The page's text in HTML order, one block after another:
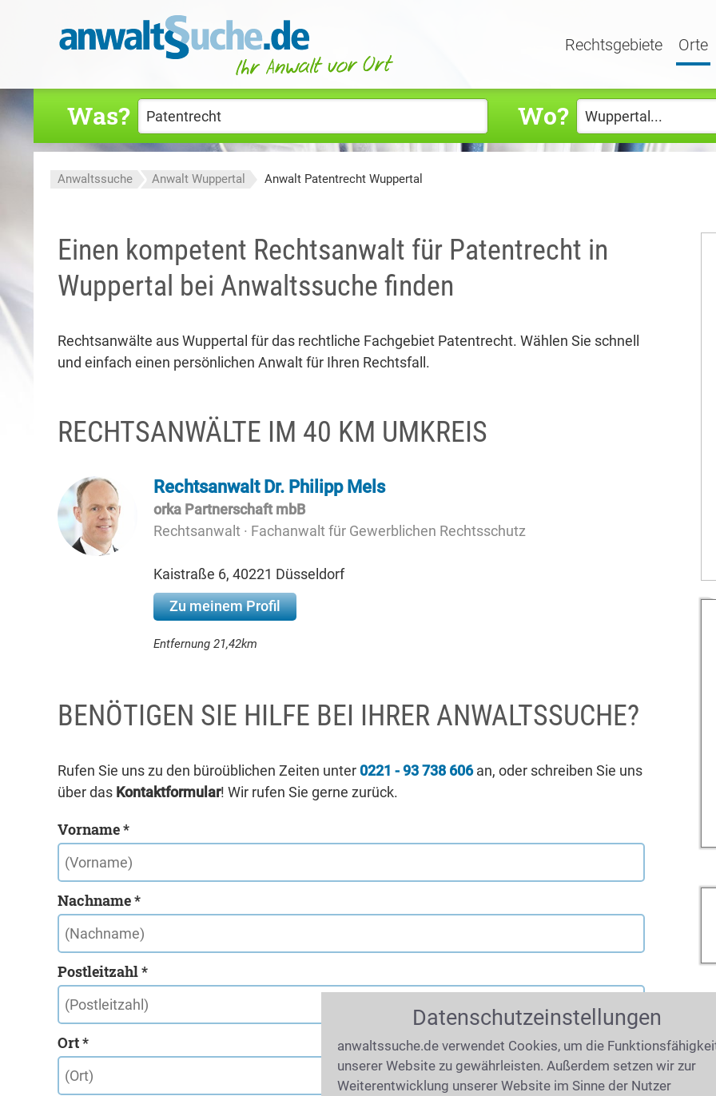
Rechtsgebiete Orte
Was? Wo?
Anwaltssuche Anwalt Wuppertal Anwalt Patentrecht Wuppertal
Einen kompetent Rechtsanwalt für Patentrecht in
Wuppertal bei Anwaltssuche finden
Rechtsanwälte aus Wuppertal für das rechtliche Fachgebiet Patentrecht. Wählen Sie schnell
und einfach einen persönlichen Anwalt für Ihren Rechtsfall.
RECHTSANWÄLTE IM 40 KM UMKREIS
Rechtsanwalt Dr. Philipp Mels
orka Partnerschaft mbB
Rechtsanwalt · Fachanwalt für Gewerblichen Rechtsschutz
Kaistraße 6, 40221 Düsseldorf
Zu meinem Profil
Entfernung 21,42km
BENÖTIGEN SIE HILFE BEI IHRER ANWALTSSUCHE?
Rufen Sie uns zu den büroüblichen Zeiten unter 0221 - 93 738 606an, oder schreiben Sie uns
über das Kontaktformular! Wir rufen Sie gerne zurück.
Vorname *
Nachname *
Postleitzahl *
Ort *
Datenschutzeinstellungen
anwaltssuche.de verwendet Cookies, um die
unserer Website zu gewährleisten. Außerdem setzen wir zur
Weiterentwicklung unserer Website im Sinne der Nutzer